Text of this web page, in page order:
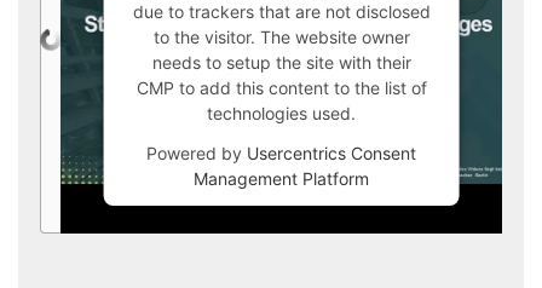
due to trackers that are not disclosed
to the visitor. The website owner
needs to setup the site with their
CMP to add this content to the list of
technologies used.
Powered by Usercentrics Consent
Management Platform